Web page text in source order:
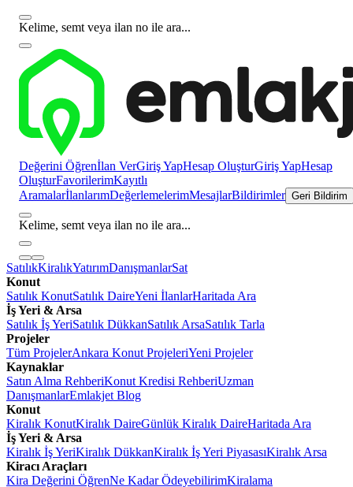
Kelime, semt veya ilan no ile ara...
Değerini Öğrenİlan VerGiriş YapHesap OluşturGiriş YapHesap
OluşturFavorilerimKayıtlı
AramalarİlanlarımDeğerlemelerimMesajlarBildirimler Geri Bildirim
Kelime, semt veya ilan no ile ara...
SatılıkKiralıkYatırımDanışmanlarSat
Konut
Satılık KonutSatılık DaireYeni İlanlarHaritada Ara
İş Yeri & Arsa
Satılık İş YeriSatılık DükkanSatılık ArsaSatılık Tarla
Projeler
Tüm ProjelerAnkara Konut ProjeleriYeni Projeler
Kaynaklar
Satın Alma RehberiKonut Kredisi RehberiUzman
DanışmanlarEmlakjet Blog
Konut
Kiralık KonutKiralık DaireGünlük Kiralık DaireHaritada Ara
İş Yeri & Arsa
Kiralık İş YeriKiralık DükkanKiralık İş Yeri PiyasasıKiralık Arsa
Kiracı Araçları
Kira Değerini ÖğrenNe Kadar ÖdeyebilirimKiralama